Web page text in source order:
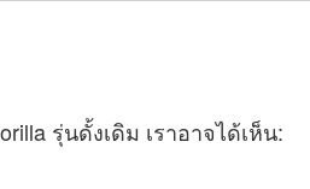
รุ่นดั้งเดิม เราอาจได้เห็น: